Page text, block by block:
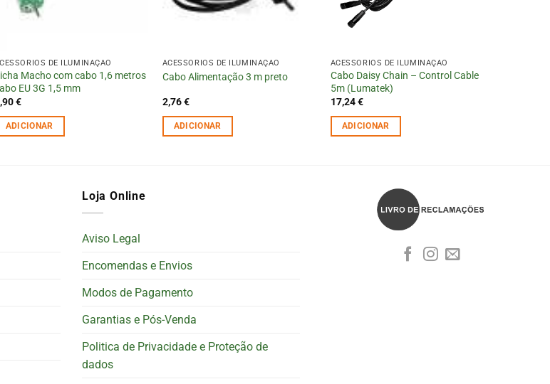
DE ILUMINAÇÃO
Macho com cabo 1,6 metros
EU 3G 1,5 mm
€
ADICIONAR
ACESSÓRIOS DE ILUMINAÇÃO
Cabo Alimentação 3 m preto
2,76€
ADICIONAR
ACESSÓRIOS DE ILUMINAÇÃO
Cabo Daisy Chain – Control Cable
5m (Lumatek)
17,24€
ADICIONAR
Loja Online
Aviso Legal
Encomendas e Envios
Modos de Pagamento
Garantias e Pós-Venda
Politica de Privacidade e Proteção de
dados